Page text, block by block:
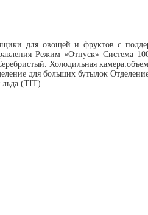
для овощей и фруктов с
Режим «Отпуск» Система
Холодильная
для больших бутылок
льда (TIT)